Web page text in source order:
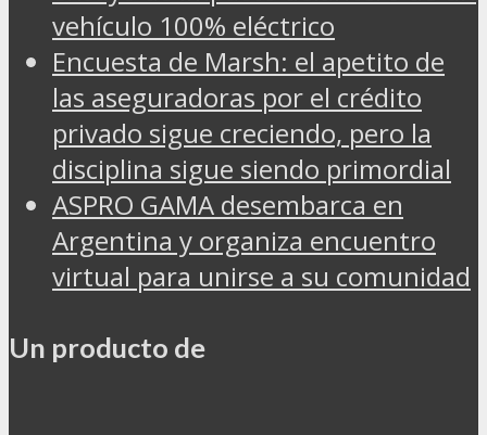
vehículo 100% eléctrico
Encuesta de Marsh: el apetito de
las aseguradoras por el crédito
privado sigue creciendo, pero la
disciplina sigue siendo primordial
ASPRO GAMA desembarca en
Argentina y organiza encuentro
virtual para unirse a su comunidad
Un producto de